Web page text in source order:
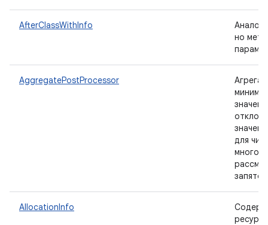
AfterClassWithInfo
но
AggregatePostProcessor
для
AllocationInfo